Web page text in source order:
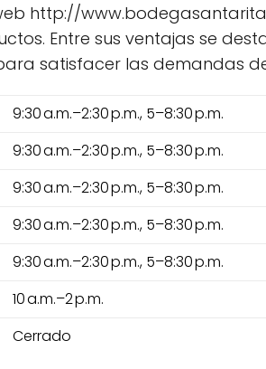
http://
Entre sus ventajas se
satisfacer las demandas
9:30 a.m.–2:30 p.m., 5–8:30 p.m.
9:30 a.m.–2:30 p.m., 5–8:30 p.m.
9:30 a.m.–2:30 p.m., 5–8:30 p.m.
9:30 a.m.–2:30 p.m., 5–8:30 p.m.
9:30 a.m.–2:30 p.m., 5–8:30 p.m.
10 a.m.–2 p.m.
Cerrado